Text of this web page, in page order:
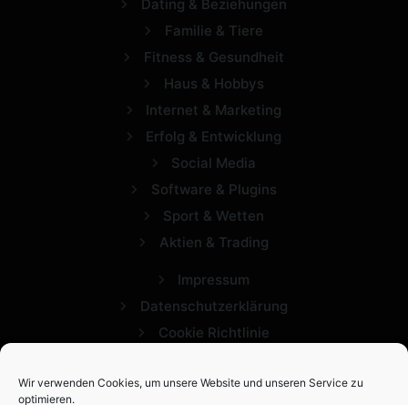
Wir verwenden Cookies, um unsere Website und unseren Service zu
optimieren.
Dating & Beziehungen
Familie & Tiere
Fitness & Gesundheit
Haus & Hobbys
Internet & Marketing
Erfolg & Entwicklung
Social Media
Software & Plugins
Sport & Wetten
Aktien & Trading
Impressum
Datenschutzerklärung
Cookie Richtlinie